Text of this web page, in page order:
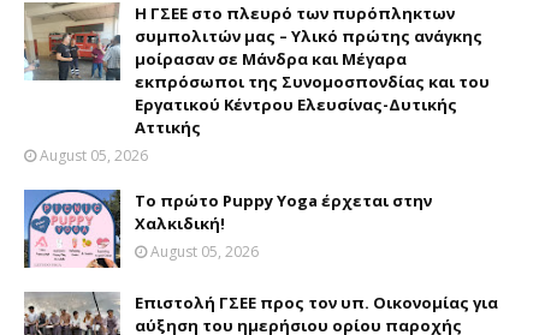
H ΓΣΕΕ στο πλευρό των πυρόπληκτων
συμπολιτών μας – Υλικό πρώτης ανάγκης
μοίρασαν σε Μάνδρα και Μέγαρα
εκπρόσωποι της Συνομοσπονδίας και του
Εργατικού Κέντρου Ελευσίνας-Δυτικής
Αττικής
August 05, 2026
Το πρώτο Puppy Yoga έρχεται στην
Χαλκιδική!
August 05, 2026
Επιστολή ΓΣΕΕ προς τον υπ. Οικονομίας για
αύξηση του ημερήσιου ορίου παροχής